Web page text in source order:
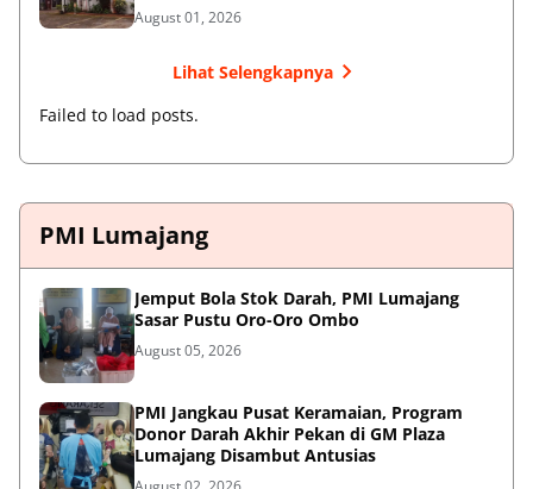
August 01, 2026
Lihat Selengkapnya
Failed to load posts.
PMI Lumajang
Jemput Bola Stok Darah, PMI Lumajang
Sasar Pustu Oro-Oro Ombo
August 05, 2026
PMI Jangkau Pusat Keramaian, Program
Donor Darah Akhir Pekan di GM Plaza
Lumajang Disambut Antusias